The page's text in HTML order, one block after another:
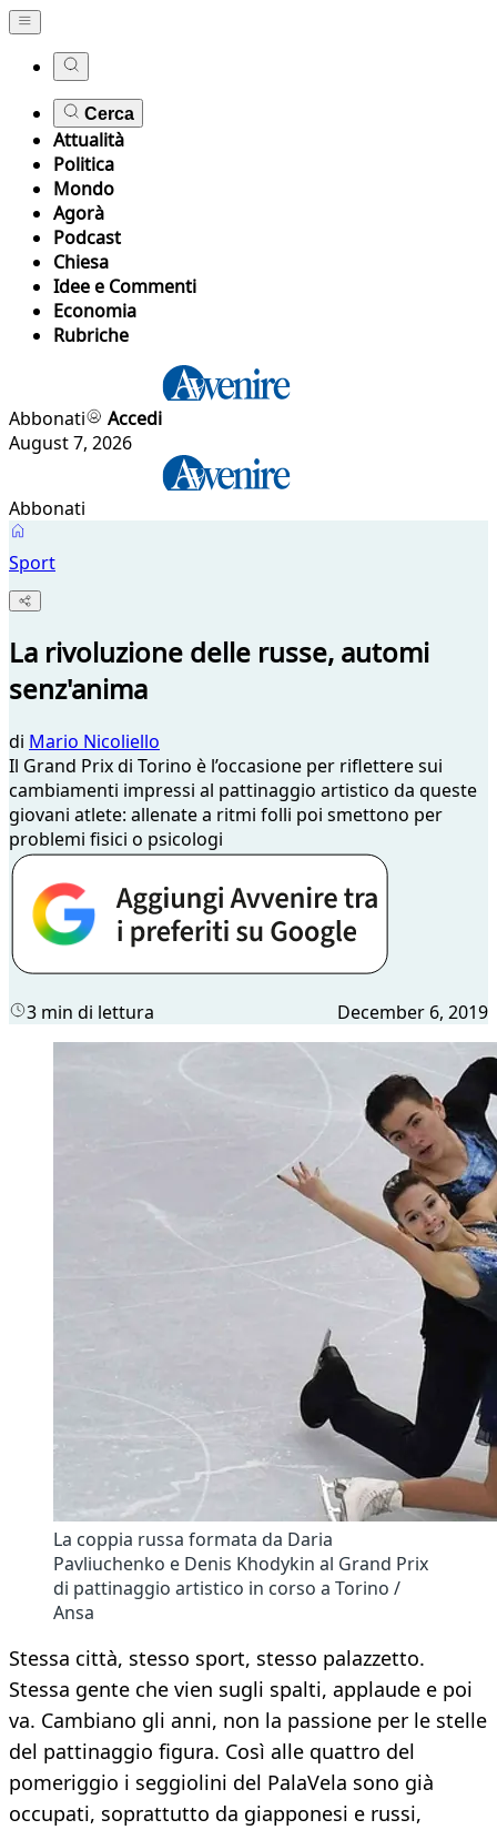
Cerca
Attualità
Politica
Mondo
Agorà
Podcast
Chiesa
Idee e Commenti
Economia
Rubriche
Abbonati
Accedi
August 7, 2026
Abbonati
Sport
La rivoluzione delle russe, automi
senz'anima
di Mario Nicoliello
Il Grand Prix di Torino è l’occasione per riflettere sui
cambiamenti impressi al pattinaggio artistico da queste
giovani atlete: allenate a ritmi folli poi smettono per
problemi fisici o psicologi
3 min di lettura December 6, 2019
La coppia russa formata da Daria
Pavliuchenko e Denis Khodykin al Grand Prix
di pattinaggio artistico in corso a Torino /
Ansa
Stessa città, stesso sport, stesso palazzetto.
Stessa gente che vien sugli spalti, applaude e poi
va. Cambiano gli anni, non la passione per le stelle
del pattinaggio figura. Così alle quattro del
pomeriggio i seggiolini del PalaVela sono già
occupati, soprattutto da giapponesi e russi,